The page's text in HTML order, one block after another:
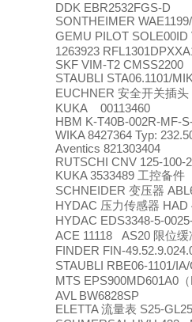
DDK EBR2532FGS-D
SONTHEIMER
GEMU PILOT
1263923
SKF VIM-T2 CMSS2200
STAUBLI STA06.1101/
EUCHNER 安全开关插头
KUKA 00113460
HBM K-T40B-002R-MF-
WIKA 8427364 Typ:
Aventics 821303404
RUTSCHI CNV 125-100-
KUKA 3533489 工控备件
SCHNEIDER 变压器
HYDAC 压力传感器 HAD
HYDAC EDS3348-5-
ACE 11118 AS20 限位缓
FINDER FIN-
STAUBLI RBE06-1101/
MTS EPS900MD601A0 （
AVL BW6828SP
ELETTA流量表 S25-